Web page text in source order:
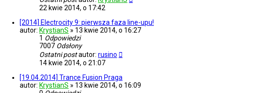
22 kwie 2014, o 17:42
[2014] Electrocity 9: pierwsza faza line-upu!
autor: KrystianS » 13 kwie 2014, o 16:27
1 Odpowiedzi
7007 Odsłony
Ostatni postautor: rusino
14 kwie 2014, o 21:07
[19.04.2014] Trance Fusion Praga
autor: KrystianS » 13 kwie 2014, o 16:09